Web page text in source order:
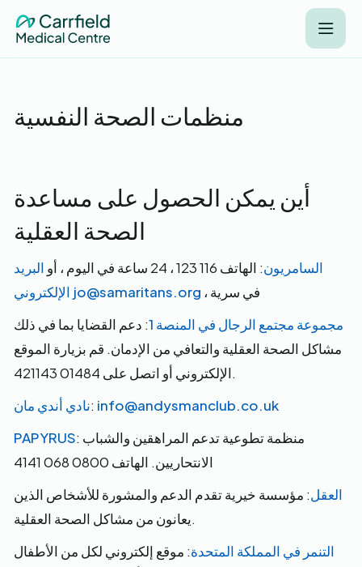
منظمات الصحة النفسية
أين يمكن الحصول على مساعدة
الصحة العقلية
السامريون: الهاتف 116 123 ، 24 ساعة في اليوم ، أو
البريد
الإلكتروني jo@samaritans.org ، في سرية
مجموعة مجتمع الرجال في المنصة 1 : دعم القضايا بما في ذلك
مشاكل الصحة العقلية والتعافي من الإدمان. قم بزيارة الموقع
الإلكتروني أو اتصل على 01484 421143.
نادي أندي مان: info@andysmanclub.co.uk
PAPYRUS: منظمة تطوعية تدعم المراهقين والشباب
الانتحاريين. الهاتف 0800 068 4141
العقل: مؤسسة خيرية تقدم الدعم والمشورة للأشخاص الذين
يعانون من مشاكل الصحة العقلية.
التنمر في المملكة المتحدة: موقع إلكتروني لكل من الأطفال